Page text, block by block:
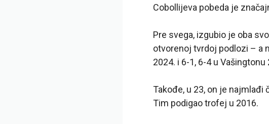
Cobollijeva pobeda je
Pre svega, izgubio je oba
otvorenoj tvrdoj podlozi – a
2024. i 6-1, 6-4 u Vašingtonu
Takođe, u 23, on je
Tim podigao trofej u 2016.